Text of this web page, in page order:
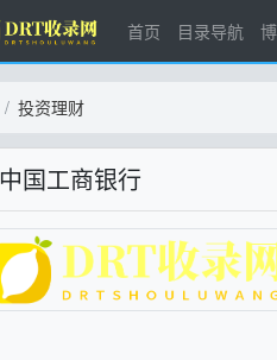
首页 目录导航
投资理财
中国工商银行